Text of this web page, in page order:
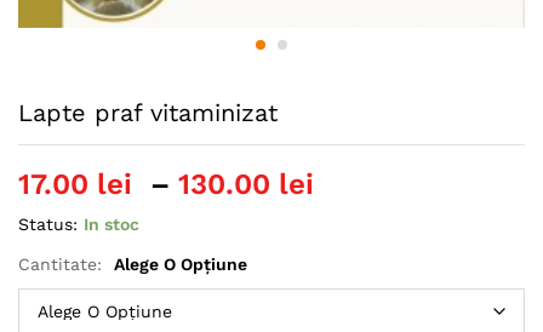
Lapte praf vitaminizat
17.00 lei – 130.00 lei
până
Status: In stoc
Cantitate: Alege O Opțiune